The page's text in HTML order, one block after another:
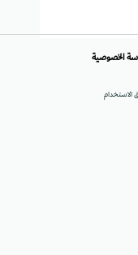
الاستخدام
الخصوصية